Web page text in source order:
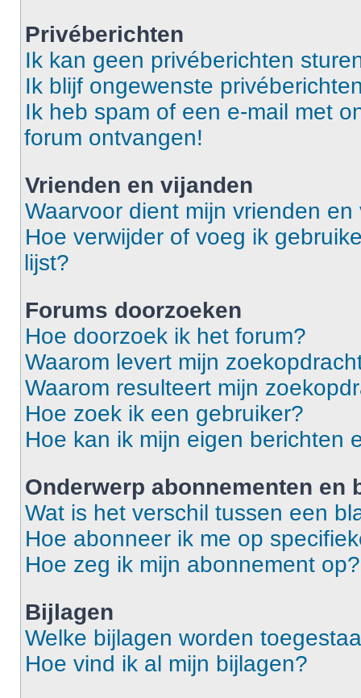
Privéberichten
Ik kan geen privéberichten
Ik blijf ongewenste
Ik heb spam of een e-mail met
forum ontvangen!
Vrienden en vijanden
Waarvoor dient mijn vrienden en
Hoe verwijder of voeg ik
lijst?
Forums doorzoeken
Hoe doorzoek ik het forum?
Waarom levert mijn
Waarom resulteert mijn
Hoe zoek ik een gebruiker?
Hoe kan ik mijn eigen berichten
Onderwerp abonnementen en
Wat is het verschil tussen een
Hoe abonneer ik me op
Hoe zeg ik mijn abonnement op?
Bijlagen
Welke bijlagen worden
Hoe vind ik al mijn bijlagen?